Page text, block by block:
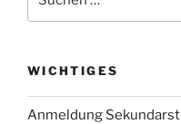
nach:
WICHTIGES
Anmeldung